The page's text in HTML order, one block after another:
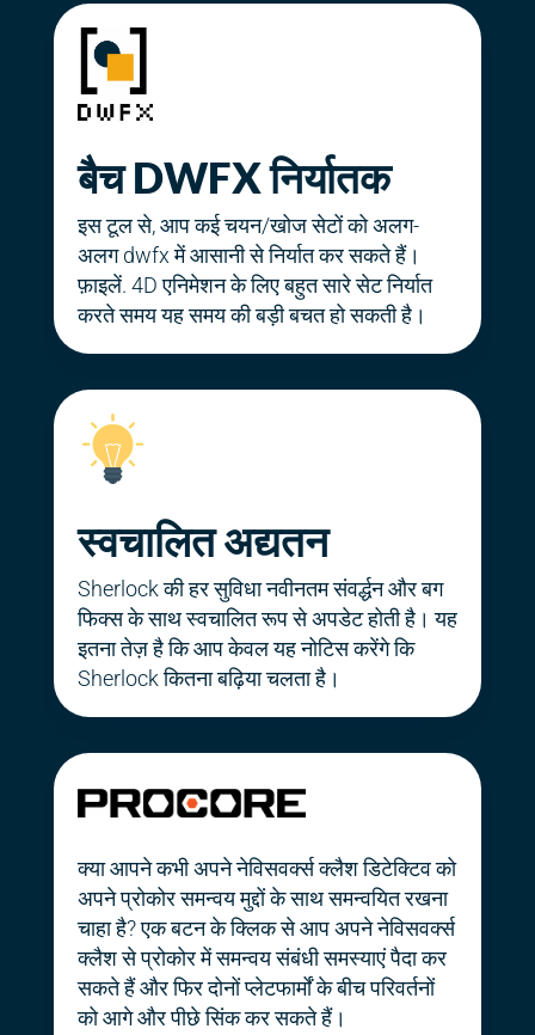
बैच DWFX निर्यातक
इस टूल से, आप कई चयन/खोज सेटों को अलग-
अलग dwfx में आसानी से निर्यात कर सकते हैं।
फ़ाइलें. 4D एनिमेशन के लिए बहुत सारे सेट निर्यात
करते समय यह समय की बड़ी बचत हो सकती है।
स्वचालित अद्यतन
Sherlock की हर सुविधा नवीनतम संवर्द्धन और बग
फिक्स के साथ स्वचालित रूप से अपडेट होती है। यह
इतना तेज़ है कि आप केवल यह नोटिस करेंगे कि
Sherlock कितना बढ़िया चलता है।
क्या आपने कभी अपने नेविसवर्क्स क्लैश डिटेक्टिव को
अपने प्रोकोर समन्वय मुद्दों के साथ समन्वयित रखना
चाहा है? एक बटन के क्लिक से आप अपने नेविसवर्क्स
क्लैश से प्रोकोर में समन्वय संबंधी समस्याएं पैदा कर
सकते हैं और फिर दोनों प्लेटफार्मों के बीच परिवर्तनों
को आगे और पीछे सिंक कर सकते हैं।